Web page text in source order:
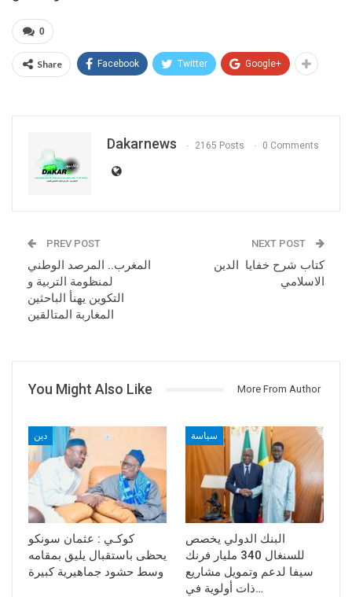
0
Share Facebook Twitter Google+
Dakarnews 2165 Posts 0 Comments
PREV POST
المغرب.. المرصد الوطني
لمنظومة التربية و
التكوين يهنأ الباحثين
المغاربة المتالقين
NEXT POST
كتاب شرح خفايا الدين
الاسلامي
You Might Also Like More From Author
دين
كوكـي : عثمان سونكو
يحظى باستقبال يليق بمقامه
وسط حشود جماهيرية كبيرة
سياسة
البنك الدولي يخصص
للسنغال 340 مليار فرنك
سيفا لدعم وتمويل مشاريع
ذات أولوية في…